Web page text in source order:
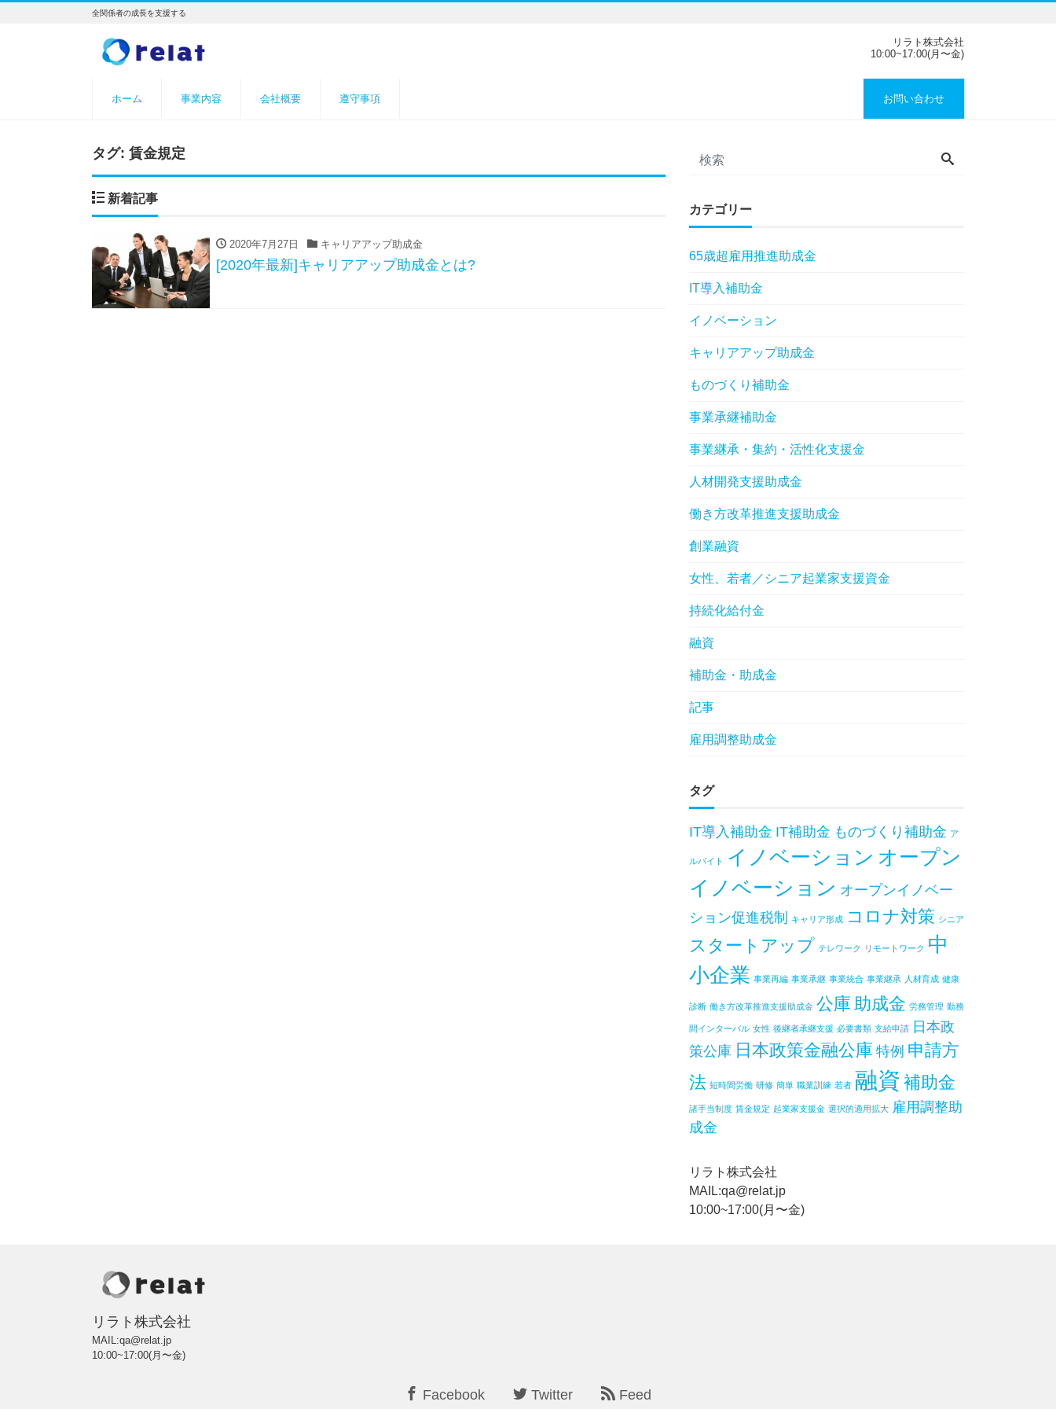
全関係者の成長を支援する
リラト株式会社
10:00~17:00(月〜金)
ホーム 事業内容 会社概要 遵守事項 お問い合わせ
タグ: 賃金規定
新着記事
2020年7月27日 キャリアアップ助成金
[2020年最新]キャリアアップ助成金とは?
カテゴリー
65歳超雇用推進助成金
IT導入補助金
イノベーション
キャリアアップ助成金
ものづくり補助金
事業承継補助金
事業継承・集約・活性化支援金
人材開発支援助成金
働き方改革推進支援助成金
創業融資
女性、若者／シニア起業家支援資金
持続化給付金
融資
補助金・助成金
記事
雇用調整助成金
タグ
IT導入補助金 IT補助金 ものづくり補助金 ア
ルバイト イノベーション オープン
イノベーション オープンイノベー
ション促進税制
キャリア形成 コロナ対策 シニア
スタートアップ テレワーク リモートワーク 中
小企業 事業再編 事業承継 事業統合 事業継承 人材育成 健康
診断 働き方改革推進支援助成金 公庫 助成金 労務管理 勤務
間インターバル 女性 後継者承継支援 必要書類 支給申請 日本政
策公庫 日本政策金融公庫 特例 申請方
法 短時間労働 研修 簡単 職業訓練 若者 融資 補助金
諸手当制度 賃金規定 起業家支援金 選択的適用拡大 雇用調整助
成金
リラト株式会社
MAIL:qa@relat.jp
10:00~17:00(月〜金)
リラト株式会社
MAIL:qa@relat.jp
10:00~17:00(月〜金)
Facebook Twitter Feed